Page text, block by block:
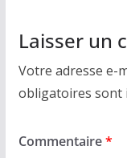
Laisser un
Votre adresse e-
obligatoires sont
Commentaire*